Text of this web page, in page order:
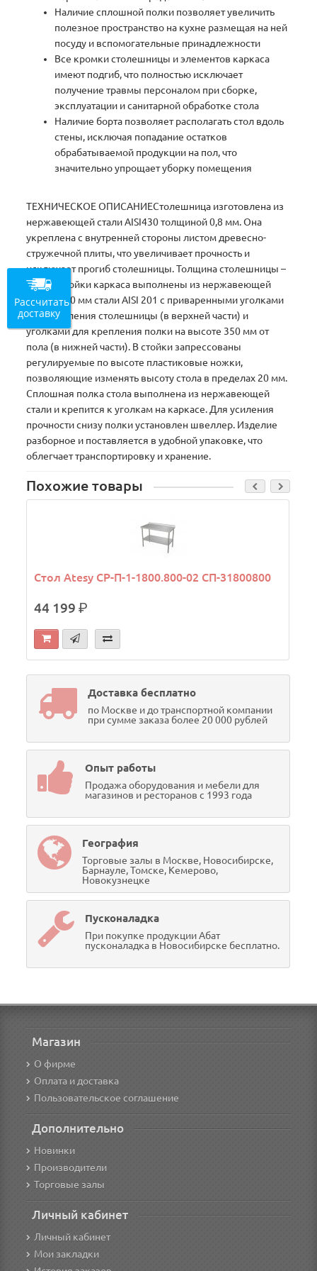
Наличие сплошной полки позволяет увеличить
полезное пространство на кухне размещая на ней
посуду и вспомогательные принадлежности
Все кромки столешницы и элементов каркаса
имеют подгиб, что полностью исключает
получение травмы персоналом при сборке,
эксплуатации и санитарной обработке стола
Наличие борта позволяет располагать стол вдоль
стены, исключая попадание остатков
обрабатываемой продукции на пол, что
значительно упрощает уборку помещения
ТЕХНИЧЕСКОЕ ОПИСАНИЕСтолешница изготовлена из
нержавеющей стали AISI430 толщиной 0,8 мм. Она
укреплена с внутренней стороны листом древесно-
стружечной плиты, что увеличивает прочность и
исключает прогиб столешницы. Толщина столешницы –
50 мм. Стойки каркаса выполнены из нержавеющей
трубы O40 мм стали AISI 201 с приваренными уголками
для крепления столешницы (в верхней части) и
уголками для крепления полки на высоте 350 мм от
пола (в нижней части). В стойки запрессованы
регулируемые по высоте пластиковые ножки,
позволяющие изменять высоту стола в пределах 20 мм.
Сплошная полка стола выполнена из нержавеющей
стали и крепится к уголкам на каркасе. Для усиления
прочности снизу полки установлен швеллер. Изделие
разборное и поставляется в удобной упаковке, что
облегчает транспортировку и хранение.
Похожие товары
Стол Atesy СР-П-1-1800.800-02 СП-31800800
44 199р.
Доставка бесплатно
по Москве и до транспортной компании
при сумме заказа более 20 000 рублей
Опыт работы
Продажа оборудования и мебели для
магазинов и ресторанов с 1993 года
География
Торговые залы в Москве, Новосибирске,
Барнауле, Томске, Кемерово,
Новокузнецке
Пусконаладка
При покупке продукции Абат
пусконаладка в Новосибирске бесплатно.
Магазин
О фирме
Оплата и доставка
Пользовательское соглашение
Дополнительно
Новинки
Производители
Торговые залы
Личный кабинет
Личный кабинет
Мои закладки
Рассчитать
доставку